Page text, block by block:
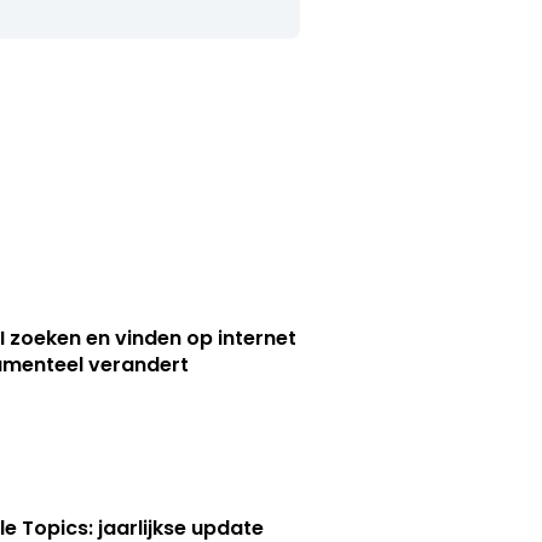
zoeken en vinden op internet
verandert
Topics: jaarlijkse update